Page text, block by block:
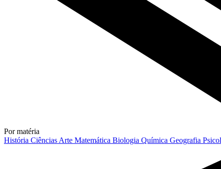
Por matéria
História Ciências Arte Matemática Biologia Química Geografia